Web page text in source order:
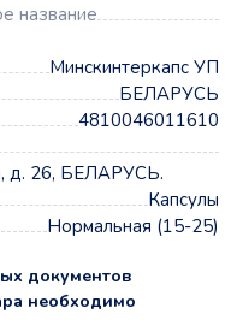
название
Минскинтеркапс УП
БЕЛАРУСЬ
4810046011610
д. 26, БЕЛАРУСЬ.
Капсулы
Нормальная (15-25)
документов
необходимо